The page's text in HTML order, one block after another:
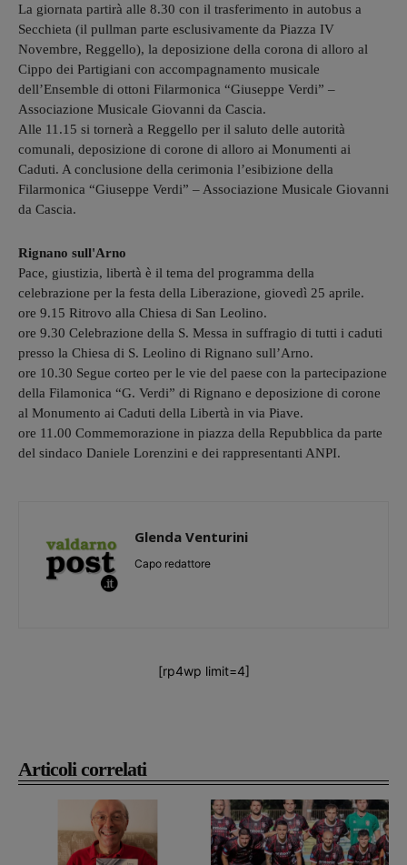
Articoli correlati
La giornata partirà alle 8.30 con il trasferimento in autobus a
Secchieta (il pullman parte esclusivamente da Piazza IV
Novembre, Reggello), la deposizione della corona di alloro al
Cippo dei Partigiani con accompagnamento musicale
dell’Ensemble di ottoni Filarmonica “Giuseppe Verdi” –
Associazione Musicale Giovanni da Cascia.
Alle 11.15 si tornerà a Reggello per il saluto delle autorità
comunali, deposizione di corone di alloro ai Monumenti ai
Caduti. A conclusione della cerimonia l’esibizione della
Filarmonica “Giuseppe Verdi” – Associazione Musicale Giovanni
da Cascia.
Rignano sull'Arno
Pace, giustizia, libertà è il tema del programma della
celebrazione per la festa della Liberazione, giovedì 25 aprile.
ore 9.15 Ritrovo alla Chiesa di San Leolino.
ore 9.30 Celebrazione della S. Messa in suffragio di tutti i caduti
presso la Chiesa di S. Leolino di Rignano sull’Arno.
ore 10.30 Segue corteo per le vie del paese con la partecipazione
della Filamonica “G. Verdi” di Rignano e deposizione di corone
al Monumento ai Caduti della Libertà in via Piave.
ore 11.00 Commemorazione in piazza della Repubblica da parte
del sindaco Daniele Lorenzini e dei rappresentanti ANPI.
Glenda Venturini
Capo redattore
[rp4wp limit=4]